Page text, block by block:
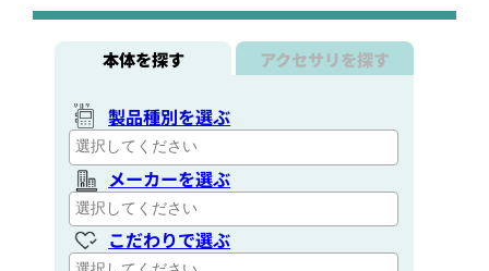
本体を探す アクセサリを探す
製品種別を選ぶ
メーカーを選ぶ
こだわりで選ぶ